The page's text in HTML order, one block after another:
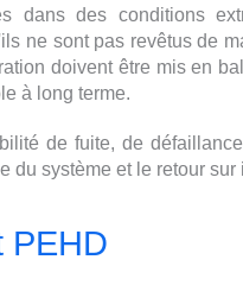
dans des conditions
ne sont pas revêtus de
doivent être mis en
à long terme.
de fuite, de
du système et le retour sur
PEHD